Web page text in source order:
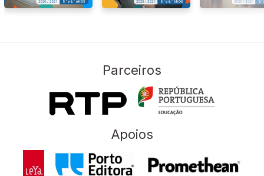
Parceiros
Apoios